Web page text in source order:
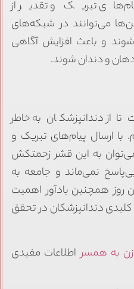
تبریک و تقدیر از
می‌توانند در شبکه‌های
و باعث افزایش آگاهی
و دندان شوند.
از دندانپزشکان به خاطر
با ارسال پیام‌های تبریک و
به این قشر زحمتکش
نمی‌ماند و جامعه به
روز همچنین یادآور اهمیت
دندانپزشکان در تحقق
زن به همسراطلاعات مفیدی